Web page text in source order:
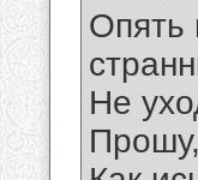
Опять
Не